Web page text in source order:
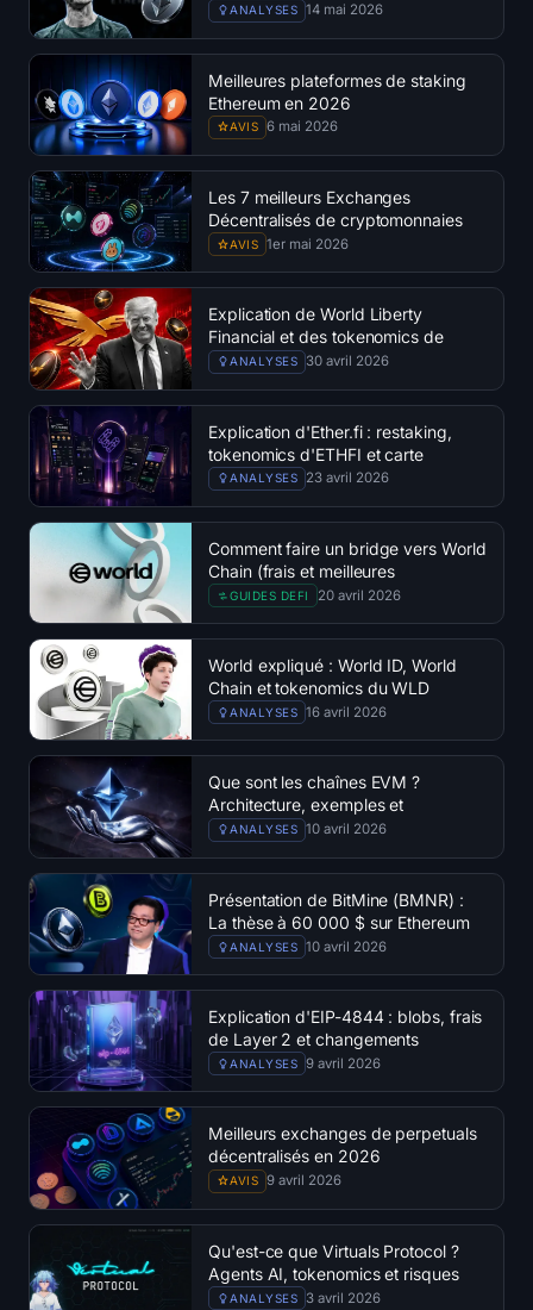
ANALYSES 14 mai 2026
Meilleures plateformes de staking
Ethereum en 2026
AVIS 6 mai 2026
Les 7 meilleurs Exchanges
Décentralisés de cryptomonnaies
(2026)
AVIS 1er mai 2026
Explication de World Liberty
Financial et des tokenomics de
WLFIANALYSES 30 avril 2026
Explication d'Ether.fi : restaking,
tokenomics d'ETHFI et carte
bancaire
ANALYSES 23 avril 2026
Comment faire un bridge vers World
Chain (frais et meilleures
plateformes)
GUIDES DEFI 20 avril 2026
World expliqué : World ID, World
Chain et tokenomics du WLD
ANALYSES 16 avril 2026
Que sont les chaînes EVM ?
Architecture, exemples et
principaux avantages
ANALYSES 10 avril 2026
Présentation de BitMine (BMNR) :
La thèse à 60 000 $ sur Ethereum
de Tom Lee
ANALYSES 10 avril 2026
Explication d'EIP-4844 : blobs, frais
de Layer 2 et changements
apportés
ANALYSES 9 avril 2026
Meilleurs exchanges de perpetuals
décentralisés en 2026
AVIS 9 avril 2026
Qu'est-ce que Virtuals Protocol ?
Agents AI, tokenomics et risques
ANALYSES 3 avril 2026